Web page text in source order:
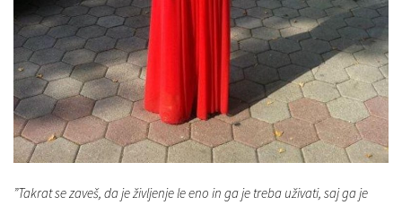
”Takrat se zaveš, da je življenje le eno in ga je treba uživati, saj ga je